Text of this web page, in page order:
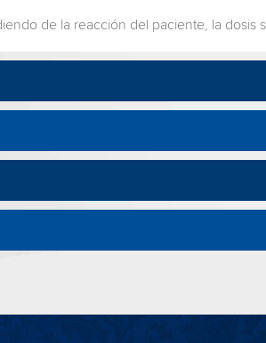
de la reacción del paciente, la